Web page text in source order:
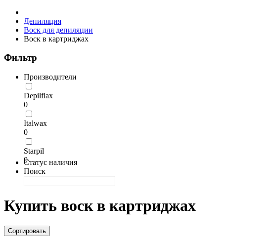
Депиляция
Воск для депиляции
Воск в картриджах
Фильтр
Производители
Depilflax
0
Italwax
0
Starpil
0
Статус наличия
Поиск
Купить воск в картриджах
Сортировать